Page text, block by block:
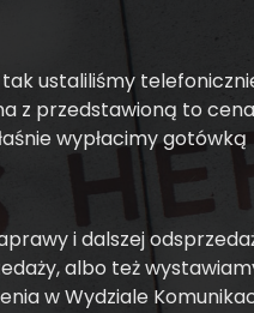
ustaliliśmy
z przedstawioną to
wypłacimy gotówką
i dalszej
albo też
w Wydziale